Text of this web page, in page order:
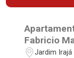
Fabricio
João Fiúsa
Jardim Irajá